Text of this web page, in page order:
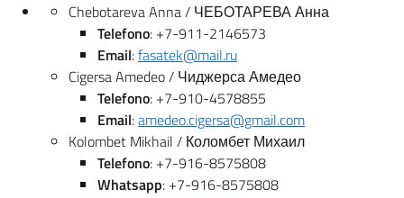
Chebotareva Anna / ЧЕБОТАРЕВА Анна
Telefono: +7-911-2146573
Email:fasatek@mail.ru
Cigersa Amedeo / Чиджерса Амедео
Telefono: +7-910-4578855
Email:amedeo.cigersa@gmail.com
Kolombet Mikhail / Коломбет Михаил
Telefono: +7-916-8575808
Whatsapp: +7-916-8575808